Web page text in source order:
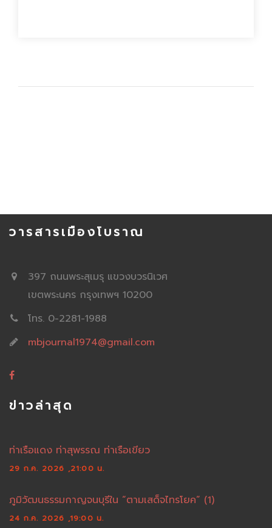
วารสารเมืองโบราณ
397 ถนนพระสุเมรุ แขวงบวรนิเวศ
เขตพระนคร กรุงเทพฯ 10200
โทร. 0-2281-1988
mbjournal1974@gmail.com
ข่าวล่าสุด
ท่าเรือแดง ท่าสุพรรณ ท่าเรือเขียว
29 ก.ค. 2026 ,21:00 น.
ภูมิวัฒนธรรมกาญจนบุรีใน “ตามเสด็จไทรโยค” (1)
24 ก.ค. 2026 ,19:00 น.